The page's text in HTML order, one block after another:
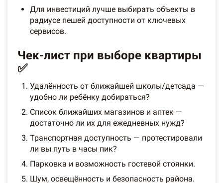
Для инвестиций лучше выбирать объекты в
радиусе пешей доступности от ключевых
сервисов.
Чек-лист при выборе квартиры
✅
Удалённость от ближайшей школы/детсада —
удобно ли ребёнку добираться?
Список ближайших магазинов и аптек —
достаточно ли их для ежедневных нужд?
Транспортная доступность — протестировали
ли вы путь в часы пик?
Парковка и возможность гостевой стоянки.
Шум, освещённость и безопасность района.